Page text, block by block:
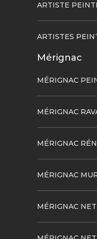
ARTISTE
ARTISTES
Mérignac
MÉRIGNAC
MÉRIGNAC
MÉRIGNAC
MÉRIGNAC
MÉRIGNAC